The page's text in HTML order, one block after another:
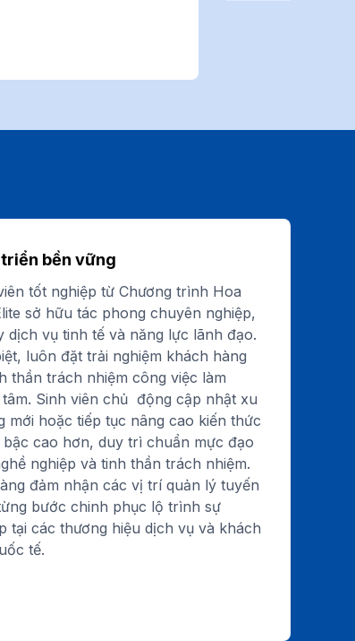
bền vững
tốt nghiệp từ Chương trình Hoa
sở hữu tác phong chuyên nghiệp,
dịch vụ tinh tế và năng lực lãnh đạo.
luôn đặt trải nghiệm khách hàng
thần trách nhiệm công việc làm
Sinh viên chủ động cập nhật xu
mới hoặc tiếp tục nâng cao kiến thức
cao hơn, duy trì chuẩn mực đạo
nghiệp và tinh thần trách nhiệm.
đảm nhận các vị trí quản lý tuyến
bước chinh phục lộ trình sự
tại các thương hiệu dịch vụ và khách
tế.